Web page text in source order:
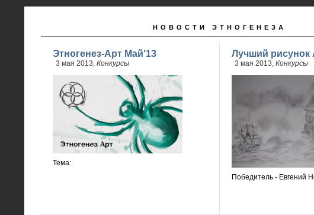
НОВОСТИ ЭТНОГЕНЕЗА
Этногенез-Арт Май'13
3 мая 2013, Конкурсы
Тема:
Лучший рисунок
3 мая 2013, Конкурсы
Победитель - Евгений